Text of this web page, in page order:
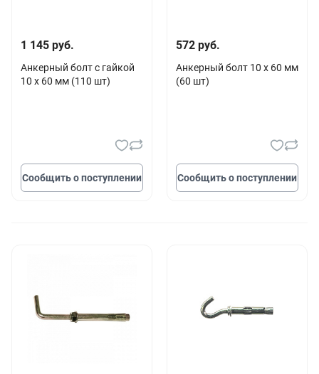
1 145 руб.
Анкерный болт с гайкой
10 х 60 мм (110 шт)
Сообщить о поступлении
572 руб.
Анкерный болт 10 х 60 мм
(60 шт)
Сообщить о поступлении